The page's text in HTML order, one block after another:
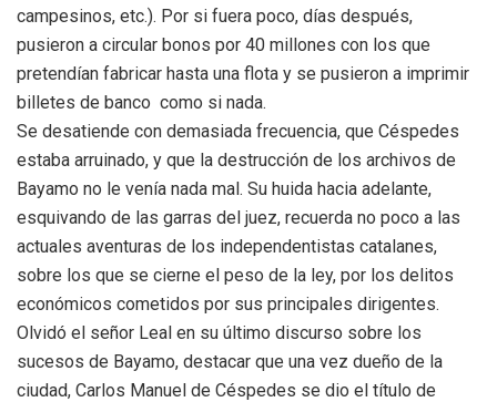
campesinos, etc.). Por si fuera poco, días después,
pusieron a circular bonos por 40 millones con los que
pretendían fabricar hasta una flota y se pusieron a imprimir
billetes de banco como si nada.
Se desatiende con demasiada frecuencia, que Céspedes
estaba arruinado, y que la destrucción de los archivos de
Bayamo no le venía nada mal. Su huida hacia adelante,
esquivando de las garras del juez, recuerda no poco a las
actuales aventuras de los independentistas catalanes,
sobre los que se cierne el peso de la ley, por los delitos
económicos cometidos por sus principales dirigentes.
Olvidó el señor Leal en su último discurso sobre los
sucesos de Bayamo, destacar que una vez dueño de la
ciudad, Carlos Manuel de Céspedes se dio el título de